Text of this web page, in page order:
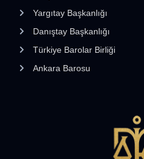
Yargıtay Başkanlığı
Danıştay Başkanlığı
Türkiye Barolar Birliği
Ankara Barosu